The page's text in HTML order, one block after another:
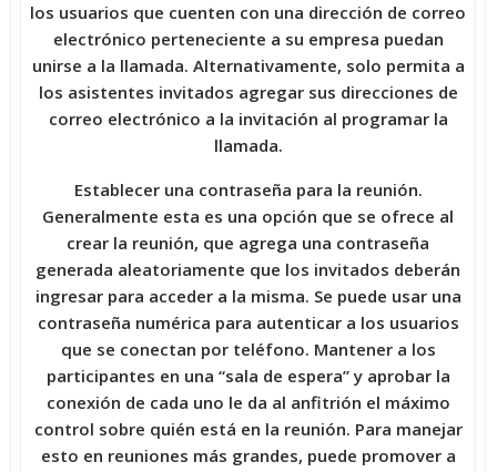
los usuarios que cuenten con una dirección de correo
electrónico perteneciente a su empresa puedan
unirse a la llamada. Alternativamente, solo permita a
los asistentes invitados agregar sus direcciones de
correo electrónico a la invitación al programar la
llamada.
Establecer una contraseña para la reunión.
Generalmente esta es una opción que se ofrece al
crear la reunión, que agrega una contraseña
generada aleatoriamente que los invitados deberán
ingresar para acceder a la misma. Se puede usar una
contraseña numérica para autenticar a los usuarios
que se conectan por teléfono. Mantener a los
participantes en una “sala de espera” y aprobar la
conexión de cada uno le da al anfitrión el máximo
control sobre quién está en la reunión. Para manejar
esto en reuniones más grandes, puede promover a